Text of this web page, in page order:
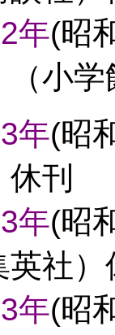
年(昭
（小
年(昭
刊
年(昭
英社
年(昭